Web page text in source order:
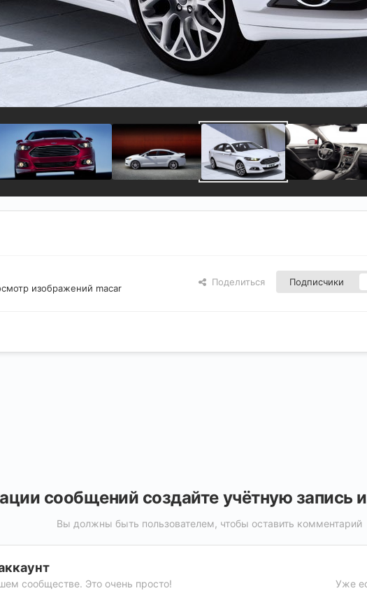
изображений macar
Поделиться Подписчики
сообщений создайте учётную запись
Вы должны быть пользователем, чтобы оставить комментарий
сообществе. Это очень просто! Уже